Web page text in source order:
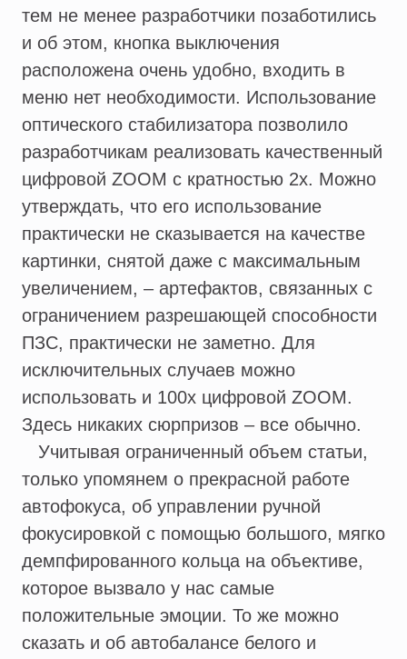
тем не менее разработчики позаботились
и об этом, кнопка выключения
расположена очень удобно, входить в
меню нет необходимости. Использование
оптического стабилизатора позволило
разработчикам реализовать качественный
цифровой ZOOM с кратностью 2х. Можно
утверждать, что его использование
практически не сказывается на качестве
картинки, снятой даже с максимальным
увеличением, – артефактов, связанных с
ограничением разрешающей способности
ПЗС, практически не заметно. Для
исключительных случаев можно
использовать и 100х цифровой ZOOM.
Здесь никаких сюрпризов – все обычно.
Учитывая ограниченный объем статьи,
только упомянем о прекрасной работе
автофокуса, об управлении ручной
фокусировкой с помощью большого, мягко
демпфированного кольца на объективе,
которое вызвало у нас самые
положительные эмоции. То же можно
сказать и об автобалансе белого и